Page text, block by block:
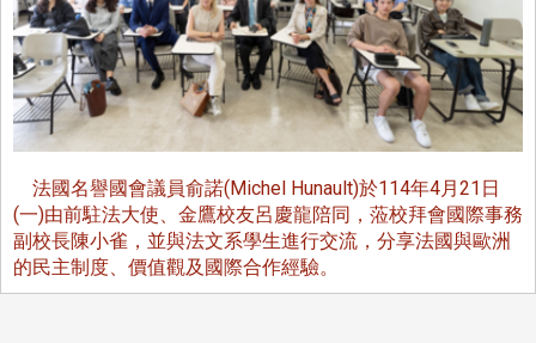
法國名譽國會議員俞諾(Michel Hunault)於114年4月21日
(一)由前駐法大使、金鷹校友呂慶龍陪同，蒞校拜會國際事務
副校長陳小雀，並與法文系學生進行交流，分享法國與歐洲
的民主制度、價值觀及國際合作經驗。